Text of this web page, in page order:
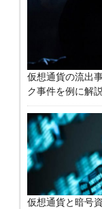
仮想通貨の流出
ク事件を例に解説
仮想通貨と暗号